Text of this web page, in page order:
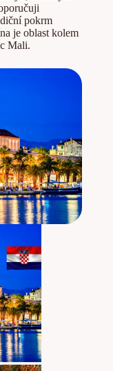
pokrm
je oblast kolem
Mali.